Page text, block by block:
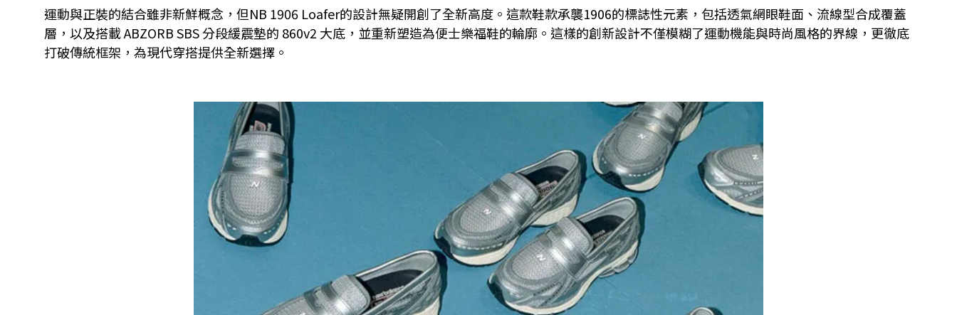
運動與正裝的結合雖非新鮮概念，但NB 1906 Loafer的設計無疑開創了全新高度。這款鞋款承襲1906的標誌性元素，包括透氣網眼鞋面、流線型合成覆蓋
層，以及搭載 ABZORB SBS 分段緩震墊的 860v2 大底，並重新塑造為便士樂福鞋的輪廓。這樣的創新設計不僅模糊了運動機能與時尚風格的界線，更徹底
打破傳統框架，為現代穿搭提供全新選擇。